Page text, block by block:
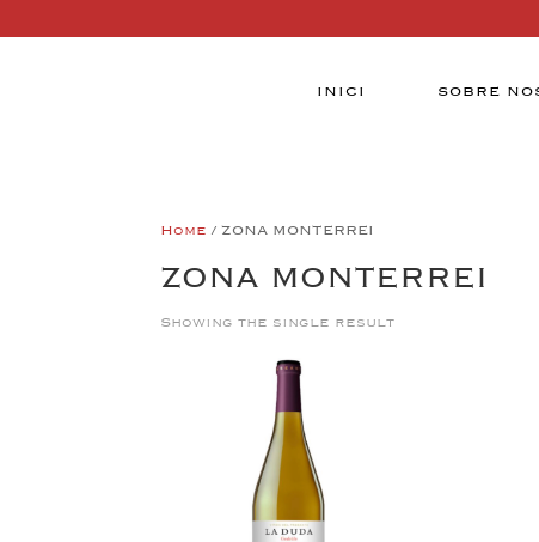
INICI SOBRE
Home / ZONA MONTERREI
ZONA MONTERREI
Showing the single result